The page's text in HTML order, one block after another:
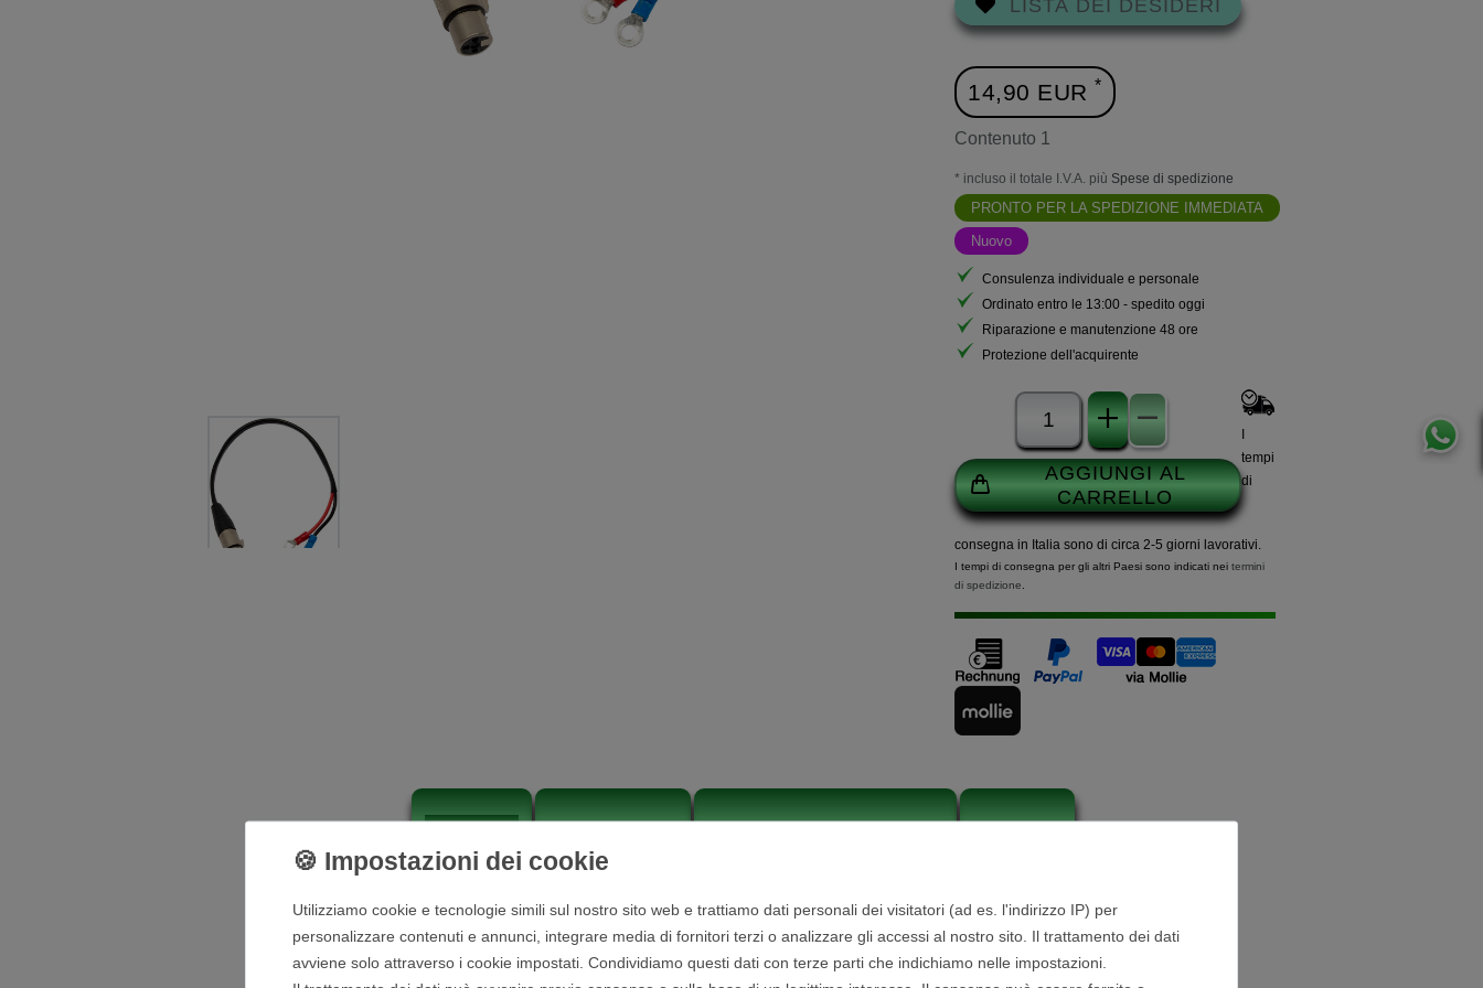
LISTA DEI DESIDERI
14,90 EUR *
Contenuto 1
* incluso il totale I.V.A. più Spese di spedizione
PRONTO PER LA SPEDIZIONE IMMEDIATA
Nuovo
Consulenza individuale e personale
Ordinato entro le 13:00 - spedito oggi
Riparazione e manutenzione 48 ore
Protezione dell'acquirente
AGGIUNGI AL
CARRELLO
I
tempi
di
consegna in Italia sono di circa 2-5 giorni lavorativi.
I tempi di consegna per gli altri Paesi sono indicati neitermini
di spedizione
Descrizione Ulteriori dettagli Persona responsabile dell'UE Recensioni
Dettagli tecnici batteria:
Tipo di connettore: XLR femmina (solo 2 pin occupati)
Contenuto della confezione:
Cavo batteria
Utilizziamo cookie e tecnologie simili sul nostro sito web e trattiamo dati personali dei visitatori (ad es. l'indirizzo IP) per
personalizzare contenuti e annunci, integrare media di fornitori terzi o analizzare gli accessi al nostro sito. Il trattamento dei dati
avviene solo attraverso i cookie impostati. Condividiamo questi dati con terze parti che indichiamo nelle impostazioni.